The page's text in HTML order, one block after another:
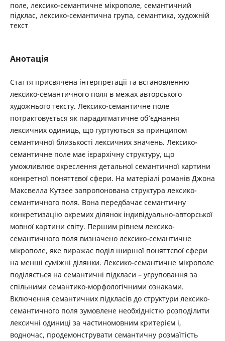
поле, лексико-семантичне мікрополе, семантичний
підклас, лексико-семантична група, семантика, художній
текст
Анотація
Стаття присвячена інтерпретації та встановленню
лексико-семантичного поля в межах авторського
художнього тексту. Лексико-семантичне поле
потрактовується як парадигматичне об’єднання
лексичних одиниць, що гуртуються за принципом
семантичної близькості лексичних значень. Лексико-
семантичне поле має ієрархічну структуру, що
уможливлює окреслення детальної семантичної картини
конкретної поняттєвої сфери. На матеріалі романів Джона
Максвелла Кутзее запропонована структура лексико-
семантичного поля. Вона передбачає семантичну
конкретизацію окремих ділянок індивідуально-авторської
мовної картини світу. Першим рівнем лексико-
семантичного поля визначено лексико-семантичне
мікрополе, яке виражає поділ ширшої поняттєвої сфери
на менші суміжні ділянки. Лексико-семантичне мікрополе
поділяється на семантичні підкласи – угруповання за
спільними семантико-морфологічними ознаками.
Включення семантичних підкласів до структури лексико-
семантичного поля зумовлене необхідністю розподілити
лексичні одиниці за частиномовним критерієм і,
водночас, продемонструвати семантичну розмаїтість